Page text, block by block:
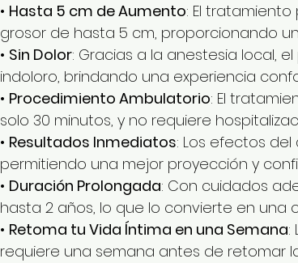
• Hasta 5 cm de Aumento: El
grosor de hasta 5 cm, proporcionando
• Sin Dolor: Gracias a la anestesia local,
indoloro, brindando una experiencia
• Procedimiento Ambulatorio: El
solo 30 minutos, y no requiere
• Resultados Inmediatos: Los efectos
permitiendo una mejor proyección y
• Duración Prolongada: Con cuidados
hasta 2 años, lo que lo convierte en una
• Retoma tu Vida Íntima en una Semana:
requiere una semana antes de retomar